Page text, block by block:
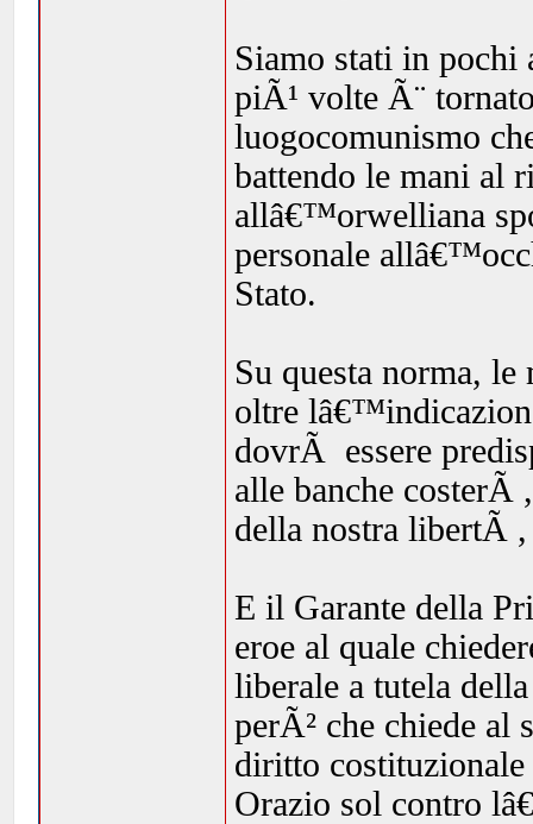
Siamo stati in pochi
piÃ¹ volte Ã¨
luogocomunismo
battendo le mani al
allâ€™orwelliana
personale
Stato.
Su questa norma,
oltre
dovrÃ essere
alle banche
della nostra libertÃ
E il Garante della
eroe al quale
liberale a tutela
perÃ² che chiede al
diritto
Orazio sol contro